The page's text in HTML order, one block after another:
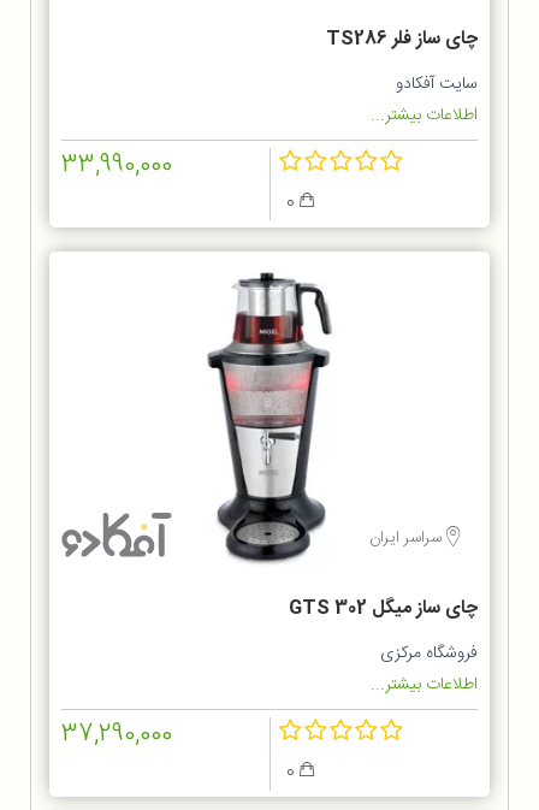
چای ساز فلر TS286
سایت آفکادو
اطلاعات بیشتر...
33,990,000
سراسر ایران
چای ساز میگل GTS 302
فروشگاه مرکزی
اطلاعات بیشتر...
37,290,000